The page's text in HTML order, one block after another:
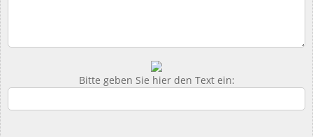
Bitte geben Sie hier den Text ein: